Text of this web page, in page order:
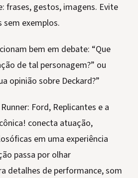
frases, gestos, imagens. Evite
exemplos.
bem em debate: “Que
de tal personagem?” ou
opinião sobre Deckard?”
Ford, Replicantes e a
conecta atuação,
em uma experiência
passa por olhar
detalhes de performance, som